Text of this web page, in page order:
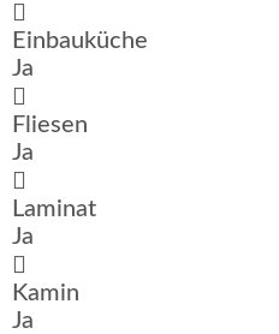
Einbauküche
Ja
Fliesen
Ja
Laminat
Ja
Kamin
Ja